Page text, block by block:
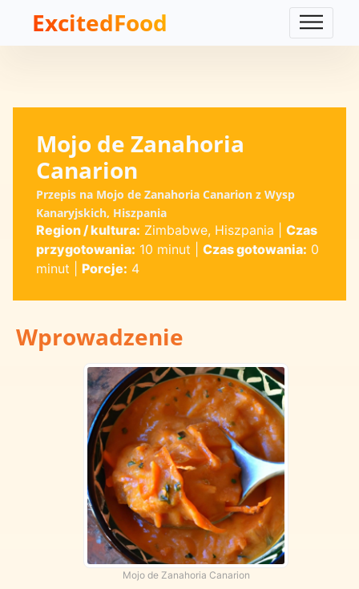
ExcitedFood
Mojo de Zanahoria
Canarion
Przepis na Mojo de Zanahoria Canarion z Wysp
Kanaryjskich, Hiszpania
Region / kultura: Zimbabwe, Hiszpania
Czas
przygotowania: 10 minut Czas gotowania: 0
minut
Porcje: 4
Wprowadzenie
Mojo de Zanahoria Canarion